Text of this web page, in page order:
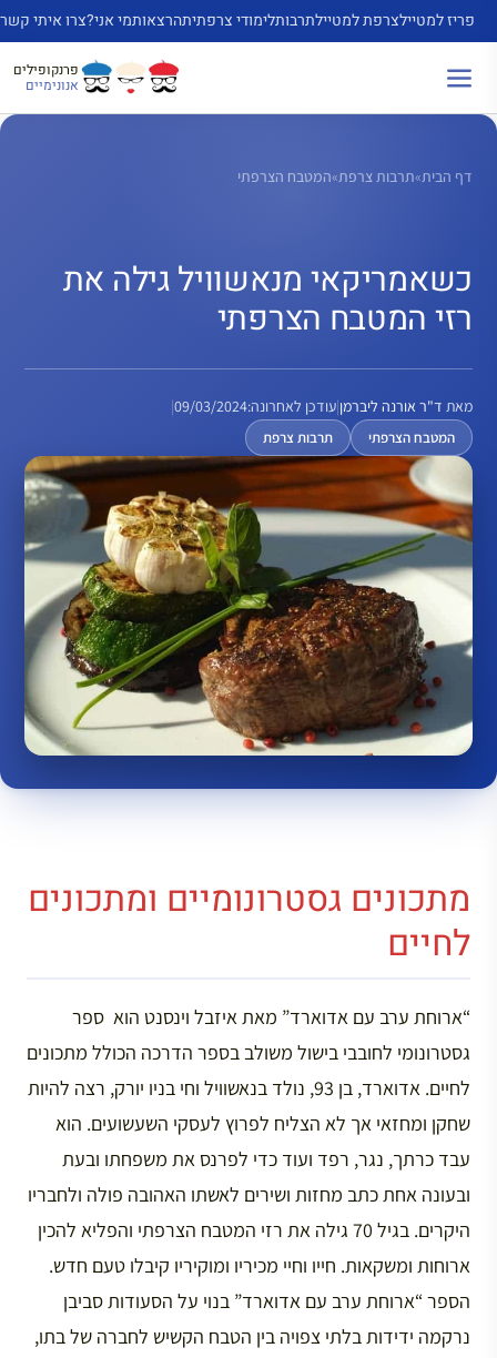
לדלג
לתוכן
פריז למטיילצרפת למטיילתרבותלימודי צרפתיתהרצאותמי אני?צרו איתי קשר
פרנקופילים
אנונימיים
דף הבית»תרבות צרפת»המטבח הצרפתי
כשאמריקאי מנאשוויל גילה את
רזי המטבח הצרפתי
מאת ד"ר אורנה ליברמן|עודכן לאחרונה:09/03/2024
|
המטבח הצרפתי תרבות צרפת
מתכונים גסטרונומיים ומתכונים
לחיים
“ארוחת ערב עם אדוארד” מאת איזבל וינסנט הוא ספר
גסטרונומי לחובבי בישול משולב בספר הדרכה הכולל מתכונים
לחיים. אדוארד, בן 93, נולד בנאשוויל וחי בניו יורק, רצה להיות
שחקן ומחזאי אך לא הצליח לפרוץ לעסקי השעשועים. הוא
עבד כרתך, נגר, רפד ועוד כדי לפרנס את משפחתו ובעת
ובעונה אחת כתב מחזות ושירים לאשתו האהובה פולה ולחבריו
היקרים. בגיל 70 גילה את רזי המטבח הצרפתי והפליא להכין
ארוחות ומשקאות. חייו וחיי מכיריו ומוקיריו קיבלו טעם חדש.
הספר “ארוחת ערב עם אדוארד” בנוי על הסעודות סביבן
נרקמה ידידות בלתי צפויה בין הטבח הקשיש לחברה של בתו,